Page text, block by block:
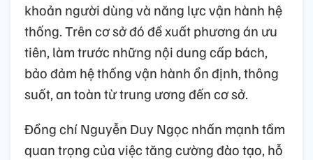
khoản người dùng và năng lực vận hành hệ
thống. Trên cơ sở đó đề xuất phương án ưu
tiên, làm trước những nội dung cấp bách,
bảo đảm hệ thống vận hành ổn định, thông
suốt, an toàn từ trung ương đến cơ sở.
Đồng chí Nguyễn Duy Ngọc nhấn mạnh tầm
quan trọng của việc tăng cường đào tạo, hỗ